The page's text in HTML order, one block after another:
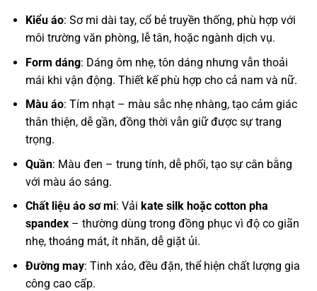
Kiểu áo: Sơ mi dài tay, cổ bẻ truyền thống, phù hợp với
môi trường văn phòng, lễ tân, hoặc ngành dịch vụ.
Form dáng: Dáng ôm nhẹ, tôn dáng nhưng vẫn thoải
mái khi vận động. Thiết kế phù hợp cho cả nam và nữ.
Màu áo: Tím nhạt – màu sắc nhẹ nhàng, tạo cảm giác
thân thiện, dễ gần, đồng thời vẫn giữ được sự trang
trọng.
Quần: Màu đen – trung tính, dễ phối, tạo sự cân bằng
với màu áo sáng.
Chất liệu áo sơ mi: Vải kate silk hoặc cotton pha
spandex– thường dùng trong đồng phục vì độ co giãn
nhẹ, thoáng mát, ít nhăn, dễ giặt ủi.
Đường may: Tinh xảo, đều đặn, thể hiện chất lượng gia
công cao cấp.